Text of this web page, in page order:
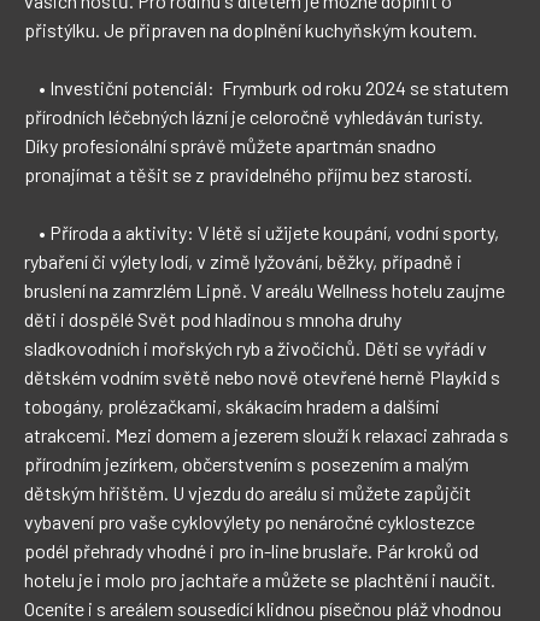
přistýlku. Je připraven na doplnění kuchyňským koutem.
přírodních léčebných lázní je celoročně vyhledáván turisty.
Díky profesionální správě můžete apartmán snadno
pronajímat a těšit se z pravidelného příjmu bez starostí.
rybaření či výlety lodí, v zimě lyžování, běžky, případně i
bruslení na zamrzlém Lipně. V areálu Wellness hotelu zaujme
děti i dospělé Svět pod hladinou s mnoha druhy
sladkovodních i mořských ryb a živočichů. Děti se vyřádí v
dětském vodním světě nebo nově otevřené herně Playkid s
tobogány, prolézačkami, skákacím hradem a dalšími
atrakcemi. Mezi domem a jezerem slouží k relaxaci zahrada s
přírodním jezírkem, občerstvením s posezením a malým
dětským hřištěm. U vjezdu do areálu si můžete zapůjčit
vybavení pro vaše cyklovýlety po nenáročné cyklostezce
podél přehrady vhodné i pro in-line bruslaře. Pár kroků od
hotelu je i molo pro jachtaře a můžete se plachtění i naučit.
Oceníte i s areálem sousedící klidnou písečnou pláž vhodnou